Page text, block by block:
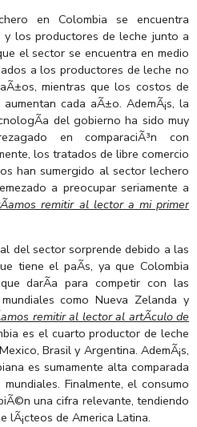
en Colombia se encuentra
y los productores de leche junto a
el sector se encuentra en medio
a los productores de leche no
mientras que los costos de
cada aÃ±o. AdemÃ¡s, la
del gobierno ha sido muy
en comparaciÃ³n con
los tratados de libre comercio
han sumergido al sector lechero
a preocupar seriamente a
remitir al lector a mi primer
del sector sorprende debido a las
tiene el paÃ­s, ya que Colombia
darÃ­a para competir con las
como Nueva Zelanda y
remitir al lector al artÃ­culo de
es el cuarto productor de leche
Brasil y Argentina. AdemÃ¡s,
es sumamente alta comparada
Finalmente, el consumo
una cifra relevante, tendiendo
lÃ¡cteos de America Latina.